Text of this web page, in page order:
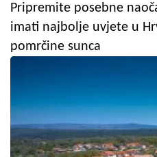
Pripremite posebne
imati najbolje uvjete u
pomrčine sunca